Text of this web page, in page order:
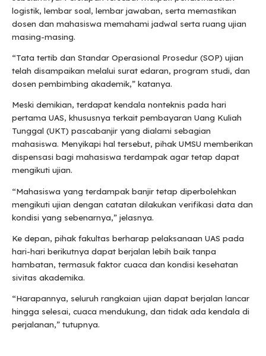
logistik, lembar soal, lembar jawaban, serta memastikan
dosen dan mahasiswa memahami jadwal serta ruang ujian
masing-masing.
“Tata tertib dan Standar Operasional Prosedur (SOP) ujian
telah disampaikan melalui surat edaran, program studi, dan
dosen pembimbing akademik,” katanya.
Meski demikian, terdapat kendala nonteknis pada hari
pertama UAS, khususnya terkait pembayaran Uang Kuliah
Tunggal (UKT) pascabanjir yang dialami sebagian
mahasiswa. Menyikapi hal tersebut, pihak UMSU memberikan
dispensasi bagi mahasiswa terdampak agar tetap dapat
mengikuti ujian.
“Mahasiswa yang terdampak banjir tetap diperbolehkan
mengikuti ujian dengan catatan dilakukan verifikasi data dan
kondisi yang sebenarnya,” jelasnya.
Ke depan, pihak fakultas berharap pelaksanaan UAS pada
hari-hari berikutnya dapat berjalan lebih baik tanpa
hambatan, termasuk faktor cuaca dan kondisi kesehatan
sivitas akademika.
“Harapannya, seluruh rangkaian ujian dapat berjalan lancar
hingga selesai, cuaca mendukung, dan tidak ada kendala di
perjalanan,” tutupnya.